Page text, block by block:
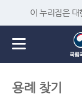
이 누리집은 대
용례 찾기